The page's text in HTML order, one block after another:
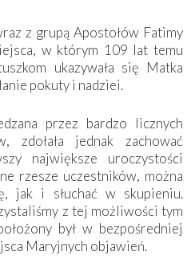
z grupą Apostołów Fatimy
w którym 109 lat temu
ukazywała się Matka
pokuty i nadziei.
przez bardzo licznych
zdołała jednak zachować
największe uroczystości
rzesze uczestników, można
jak i słuchać w skupieniu.
z tej możliwości tym
był w bezpośredniej
Maryjnych objawień.